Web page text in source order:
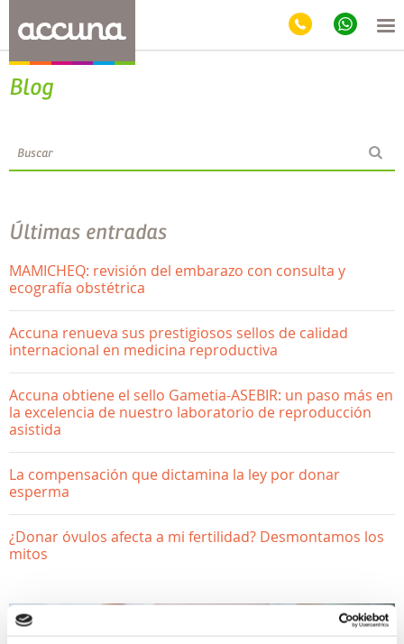
Blog
Últimas entradas
MAMICHEQ: revisión del embarazo con consulta y
ecografía obstétrica
Accuna renueva sus prestigiosos sellos de calidad
internacional en medicina reproductiva
Accuna obtiene el sello Gametia-ASEBIR: un paso más en
la excelencia de nuestro laboratorio de reproducción
asistida
La compensación que dictamina la ley por donar
esperma
¿Donar óvulos afecta a mi fertilidad? Desmontamos los
mitos